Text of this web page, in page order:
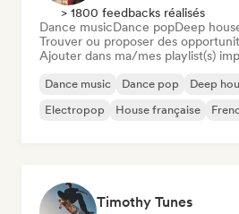
> 1800 feedbacks réalisés
Dance musicDance popDeep
Trouver ou proposer des
Ajouter dans ma/mes playlist(s)
Dance music Dance pop Deep
Electropop
House française
Timothy Tunes